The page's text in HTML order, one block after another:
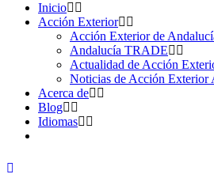
Inicio
Acción Exterior
Acción Exterior de
Andalucía TRADE
Actualidad de Acción
Noticias de Acción Exterior
Acerca de
Blog
Idiomas